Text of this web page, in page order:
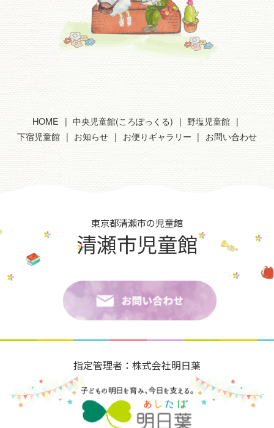
HOME 中央児童館(ころぽっくる)
野塩児童館
下宿児童館
お知らせ お便りギャラリー お問い合わせ
東京都清瀬市の児童館
清瀬市児童館
指定管理者：株式会社明日葉